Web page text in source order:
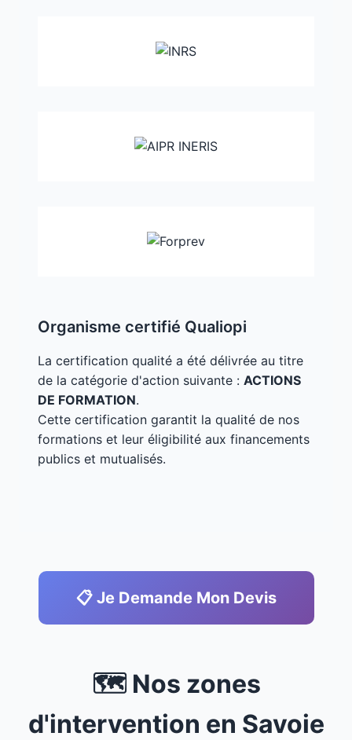
Organisme certifié Qualiopi
La certification qualité a été délivrée au titre
de la catégorie d'action suivante : ACTIONS
DE FORMATION.
Cette certification garantit la qualité de nos
formations et leur éligibilité aux financements
publics et mutualisés.
📋 Je Demande Mon Devis
🗺️ Nos zones
d'intervention en Savoie